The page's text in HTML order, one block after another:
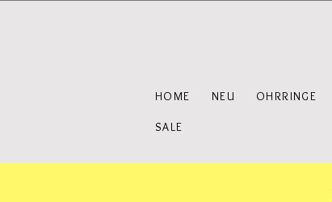
HOME NEU OHRRINGE
SALE